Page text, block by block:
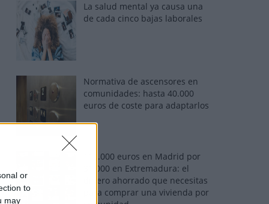
or
to
may
La salud mental ya causa una
de cada cinco bajas laborales
Normativa de ascensores en
comunidades: hasta 40.000
euros de coste para adaptarlos
110.000 euros en Madrid por
31.000 en Extremadura: el
dinero ahorrado que necesitas
para comprar una vivienda por